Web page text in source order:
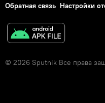
Обратная связь Настройки
© 2026 Sputnik Все права